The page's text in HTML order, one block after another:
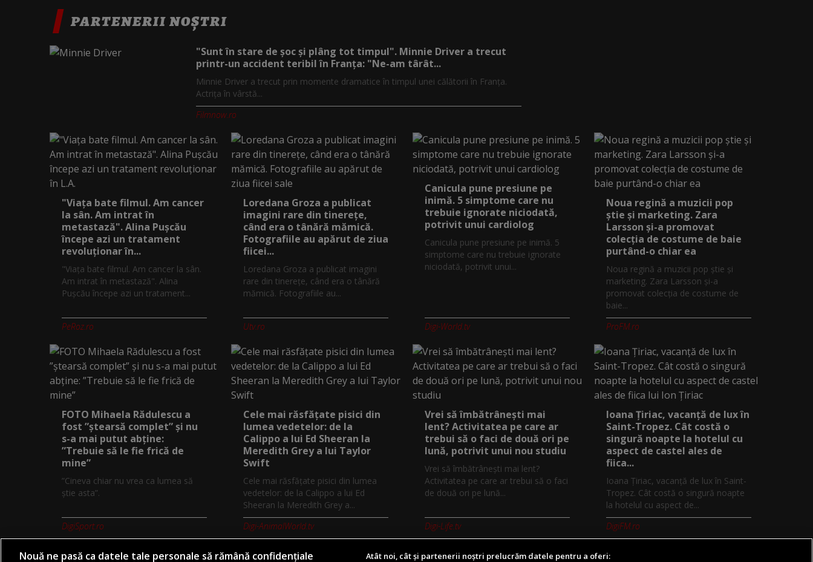
PARTENERII NOȘTRI
"Sunt în stare de șoc și plâng tot timpul". Minnie Driver a trecut
printr-un accident teribil în Franța: "Ne-am târât...
Minnie Driver a trecut prin momente dramatice în timpul unei călătorii în Franța.
Actrița în vârstă...
Filmnow.ro
"Viața bate filmul. Am cancer
la sân. Am intrat în
metastază". Alina Pușcău
începe azi un tratament
revoluționar în...
"Viața bate filmul. Am cancer la sân.
Am intrat în metastază". Alina
Pușcău începe azi un tratament...
PeRoz.ro
Loredana Groza a publicat
imagini rare din tinerețe,
când era o tânără mămică.
Fotografiile au apărut de ziua
fiicei...
Loredana Groza a publicat imagini
rare din tinerețe, când era o tânără
mămică. Fotografiile au...
Utv.ro
Canicula pune presiune pe
inimă. 5 simptome care nu
trebuie ignorate niciodată,
potrivit unui cardiolog
Canicula pune presiune pe inimă. 5
simptome care nu trebuie ignorate
niciodată, potrivit unui...
Digi-World.tv
Noua regină a muzicii pop
știe și marketing. Zara
Larsson și-a promovat
colecția de costume de baie
purtând-o chiar ea
Noua regină a muzicii pop știe și
marketing. Zara Larsson și-a
promovat colecția de costume de
baie...
ProFM.ro
FOTO Mihaela Rădulescu a
fost ”ștearsă complet” și nu
s-a mai putut abține:
”Trebuie să le fie frică de
mine”
”Cineva chiar nu vrea ca lumea să
știe asta”.
DigiSport.ro
Cele mai răsfățate pisici din
lumea vedetelor: de la
Calippo a lui Ed Sheeran la
Meredith Grey a lui Taylor
Swift
Cele mai răsfățate pisici din lumea
vedetelor: de la Calippo a lui Ed
Sheeran la Meredith Grey a...
Digi-AnimalWorld.tv
Vrei să îmbătrânești mai
lent? Activitatea pe care ar
trebui să o faci de două ori pe
lună, potrivit unui nou studiu
Vrei să îmbătrânești mai lent?
Activitatea pe care ar trebui să o faci
de două ori pe lună...
Digi-Life.tv
Ioana Țiriac, vacanță de lux în
Saint-Tropez. Cât costă o
singură noapte la hotelul cu
aspect de castel ales de
fiica...
Ioana Țiriac, vacanță de lux în Saint-
Tropez. Cât costă o singură noapte
la hotelul cu aspect de...
DigiFM.ro
Nouă ne pasă ca datele tale personale să rămână confidențiale Atât noi, cât și partenerii noștri prelucrăm datele pentru a oferi: